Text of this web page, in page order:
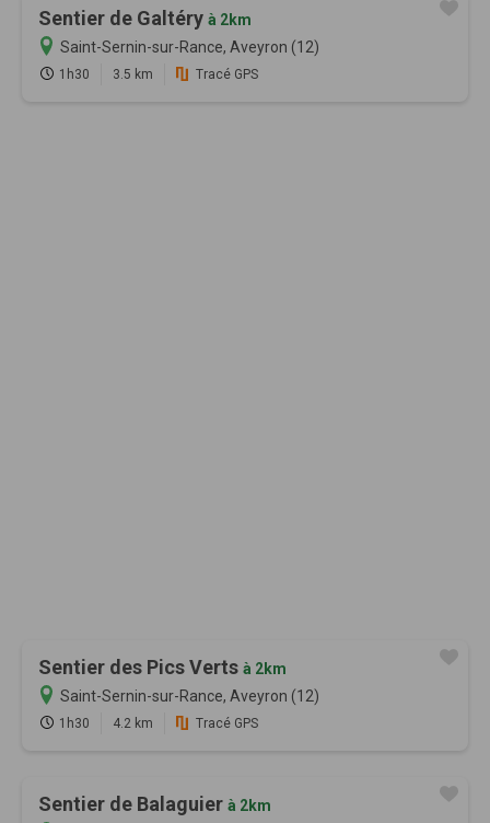
Sentier de Galtéry à 2km
Saint-Sernin-sur-Rance, Aveyron (12)
1h30 3.5 km Tracé GPS
Sentier des Pics Verts à 2km
Saint-Sernin-sur-Rance, Aveyron (12)
1h30 4.2 km Tracé GPS
Sentier de Balaguier à 2km